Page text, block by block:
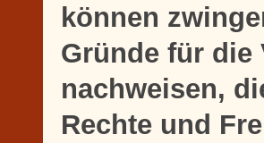
können
Gründe für die
nachweisen,
Rechte und